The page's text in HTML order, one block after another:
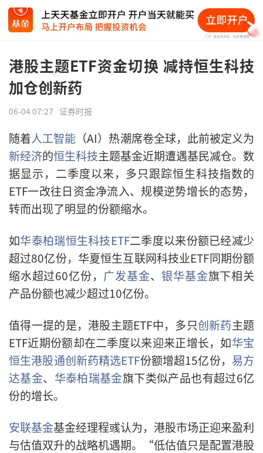
港股主题ETF资金切换 减持恒生科技
加仓创新药
06-04 07:27 证券时报
随着人工智能 （AI）热潮席卷全球，此前被定义为
新经济的恒生科技主题基金近期遭遇基民减仓。数
据显示，二季度以来，多只跟踪恒生科技指数的
ETF一改往日资金净流入、规模逆势增长的态势，
转而出现了明显的份额缩水。
如华泰柏瑞恒生科技ETF二季度以来份额已经减少
超过80亿份，华夏恒生互联网科技业ETF同期份额
缩水超过60亿份， 广发基金、银华基金旗下相关
产品份额也减少超过10亿份。
值得一提的是，港股主题ETF中，多只创新药主题
ETF近期份额却在二季度以来迎来正增长，如华宝
恒生港股通创新药精选ETF份额增超15亿份， 易方
达基金、 华泰柏瑞基金旗下类似产品也有超过6亿
份的增长。
安联基金基金经理程彧认为，港股市场正迎来盈利
与估值双升的战略机遇期。“低估值只是配置港股